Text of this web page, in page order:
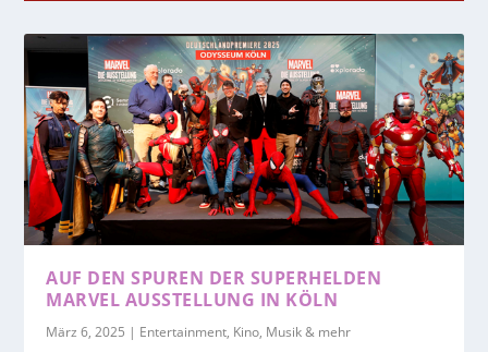
AUF DEN SPUREN DER SUPERHELDEN
MARVEL AUSSTELLUNG IN KÖLN
März 6, 2025 | Entertainment, Kino, Musik & mehr